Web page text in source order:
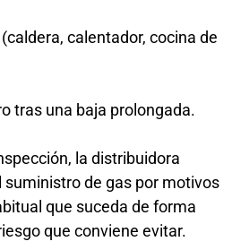
calentador, cocina de
tras una baja prolongada.
la distribuidora
suministro de gas por motivos
que suceda de forma
que conviene evitar.